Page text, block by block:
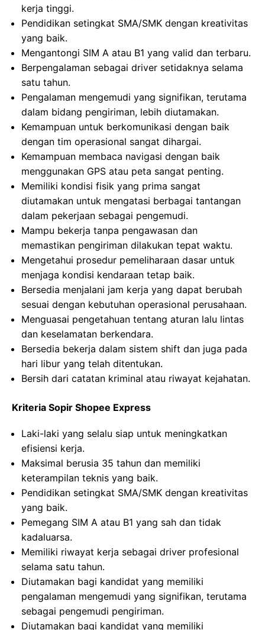
kerja tinggi.
Pendidikan setingkat SMA/SMK dengan kreativitas
yang baik.
Mengantongi SIM A atau B1 yang valid dan terbaru.
Berpengalaman sebagai driver setidaknya selama
satu tahun.
Pengalaman mengemudi yang signifikan, terutama
dalam bidang pengiriman, lebih diutamakan.
Kemampuan untuk berkomunikasi dengan baik
dengan tim operasional sangat dihargai.
Kemampuan membaca navigasi dengan baik
menggunakan GPS atau peta sangat penting.
Memiliki kondisi fisik yang prima sangat
diutamakan untuk mengatasi berbagai tantangan
dalam pekerjaan sebagai pengemudi.
Mampu bekerja tanpa pengawasan dan
memastikan pengiriman dilakukan tepat waktu.
Mengetahui prosedur pemeliharaan dasar untuk
menjaga kondisi kendaraan tetap baik.
Bersedia menjalani jam kerja yang dapat berubah
sesuai dengan kebutuhan operasional perusahaan.
Menguasai pengetahuan tentang aturan lalu lintas
dan keselamatan berkendara.
Bersedia bekerja dalam sistem shift dan juga pada
hari libur yang telah ditentukan.
Bersih dari catatan kriminal atau riwayat kejahatan.
Kriteria Sopir Shopee Express
Laki-laki yang selalu siap untuk meningkatkan
efisiensi kerja.
Maksimal berusia 35 tahun dan memiliki
keterampilan teknis yang baik.
Pendidikan setingkat SMA/SMK dengan kreativitas
yang baik.
Pemegang SIM A atau B1 yang sah dan tidak
kadaluarsa.
Memiliki riwayat kerja sebagai driver profesional
selama satu tahun.
Diutamakan bagi kandidat yang memiliki
pengalaman mengemudi yang signifikan, terutama
sebagai pengemudi pengiriman.
Diutamakan bagi kandidat yang memiliki